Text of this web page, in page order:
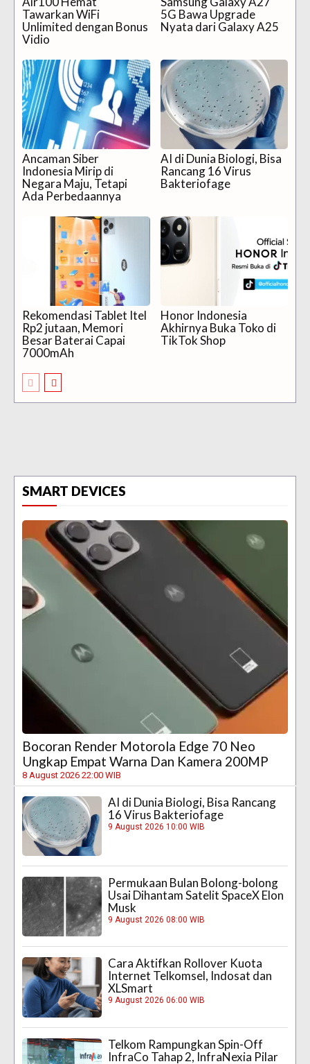
Tawarkan WiFi
Unlimited dengan Bonus
Vidio
5G Bawa Upgrade
Nyata dari Galaxy A25
Ancaman Siber
Indonesia Mirip di
Negara Maju, Tetapi
Ada Perbedaannya
AI di Dunia Biologi, Bisa
Rancang 16 Virus
Bakteriofage
Rekomendasi Tablet Itel
Rp2 jutaan, Memori
Besar Baterai Capai
7000mAh
Honor Indonesia
Akhirnya Buka Toko di
TikTok Shop
SMART DEVICES
Bocoran Render Motorola Edge 70 Neo
Ungkap Empat Warna Dan Kamera 200MP
8 August 2026 22:00 WIB
AI di Dunia Biologi, Bisa Rancang
16 Virus Bakteriofage
9 August 2026 10:00 WIB
Permukaan Bulan Bolong-bolong
Usai Dihantam Satelit SpaceX Elon
Musk
9 August 2026 08:00 WIB
Cara Aktifkan Rollover Kuota
Internet Telkomsel, Indosat dan
XLSmart
9 August 2026 06:00 WIB
Telkom Rampungkan Spin-Off
InfraCo Tahap 2, InfraNexia Pilar